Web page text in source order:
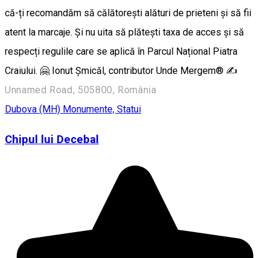
că-ți recomandăm să călătorești alături de prieteni și să fii
atent la marcaje. Și nu uita să plătești taxa de acces și să
respecți regulile care se aplică în Parcul Național Piatra
Craiului. 🤗 Ionut Șmicăl, contributor Unde Mergem® ✍️
Unnamed Road, 505800, România
Dubova (MH) Monumente, Statui
Chipul lui Decebal